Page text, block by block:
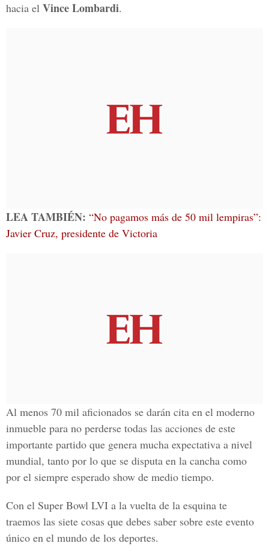
hacia el Vince Lombardi.
LEA TAMBIÉN: “No pagamos más de 50 mil lempiras”:
Javier Cruz, presidente de Victoria
Al menos 70 mil aficionados se darán cita en el moderno
inmueble para no perderse todas las acciones de este
importante partido que genera mucha expectativa a nivel
mundial, tanto por lo que se disputa en la cancha como
por el siempre esperado show de medio tiempo.
Con el Super Bowl LVI a la vuelta de la esquina te
traemos las siete cosas que debes saber sobre este evento
único en el mundo de los deportes.